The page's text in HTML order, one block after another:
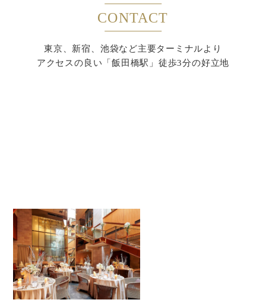
CONTACT
東京、新宿、池袋など主要ターミナルより
アクセスの良い「飯田橋駅」徒歩3分の好立地